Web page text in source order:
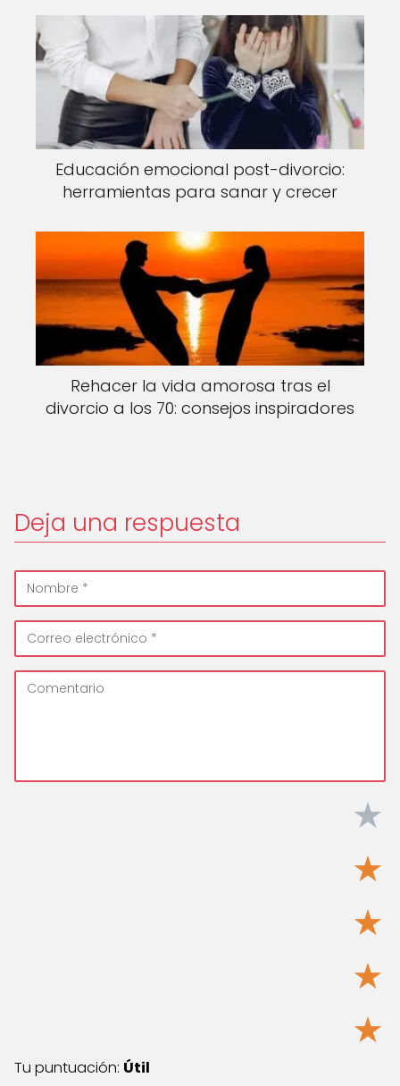
Educación emocional post-divorcio:
herramientas para sanar y crecer
Rehacer la vida amorosa tras el
divorcio a los 70: consejos inspiradores
Deja una respuesta
★
★
★
★
★
Tu puntuación: Útil